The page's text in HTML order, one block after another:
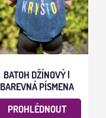
BATOH DŽÍNOVÝ |
BAREVNÁ PÍSMENA
PROHLÉDNOUT